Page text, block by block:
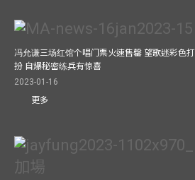
冯允谦三场红馆个唱门票火速售罄 望歌迷彩色打
扮 自爆秘密练兵有惊喜
2023-01-16
更多